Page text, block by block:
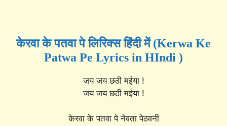
केरवा के पतवा पे लिरिक्स हिंदी में (Kerwa Ke
Patwa Pe Lyrics in HIndi )
जय जय छठी मईया !
जय जय छठी मईया !
केरवा के पतवा पे नेवता पेठवनी